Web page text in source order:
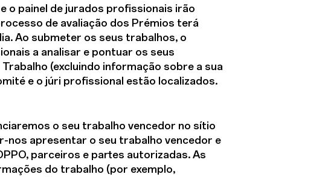
o painel de jurados profissionais irão
de avaliação dos Prémios terá
Ao submeter os seus trabalhos, o
a analisar e pontuar os seus
(excluindo informação sobre a sua
e o júri profissional estão localizados.
o seu trabalho vencedor no sítio
nos apresentar o seu trabalho vencedor e
parceiros e partes autorizadas. As
do trabalho (por exemplo,